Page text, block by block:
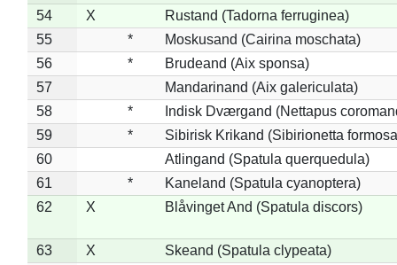
54
X
Rustand (Tadorna ferruginea)
55
*
Moskusand (Cairina moschata)
56
*
Brudeand (Aix sponsa)
57
Mandarinand (Aix galericulata)
58
*
Indisk Dværgand (Nettapus
59
*
Sibirisk Krikand (Sibirionetta
60
Atlingand (Spatula querquedula)
61
*
Kaneland (Spatula cyanoptera)
62
X Blåvinget And (Spatula discors)
63 X
Skeand (Spatula clypeata)